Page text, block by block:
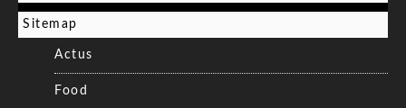
Sitemap
Actus
Food